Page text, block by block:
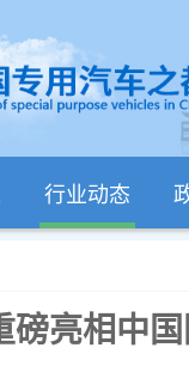
行业动态
磅亮相中